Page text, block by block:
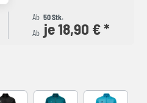
Ab 50 Stk.
Ab je 18,90 € *